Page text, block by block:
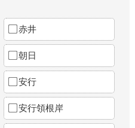
赤井
朝日
安行
安行領根岸